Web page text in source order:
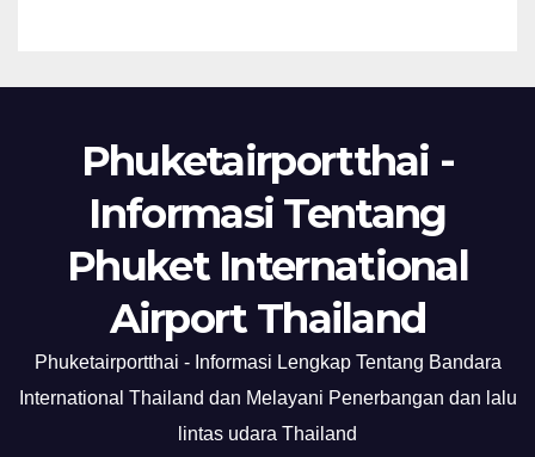
Phuketairportthai -
Informasi Tentang
Phuket International
Airport Thailand
Phuketairportthai - Informasi Lengkap Tentang Bandara
International Thailand dan Melayani Penerbangan dan lalu
lintas udara Thailand